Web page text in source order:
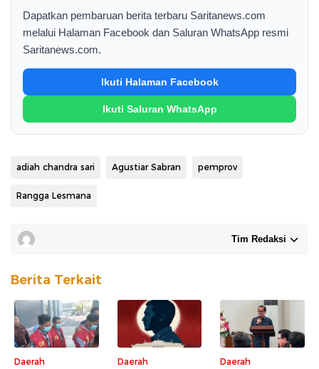
Dapatkan pembaruan berita terbaru Saritanews.com
melalui Halaman Facebook dan Saluran WhatsApp resmi
Saritanews.com.
Ikuti Halaman Facebook
Ikuti Saluran WhatsApp
adiah chandra sari Agustiar Sabran pemprov
Rangga Lesmana
Tim Redaksi
Berita Terkait
Daerah Daerah Daerah